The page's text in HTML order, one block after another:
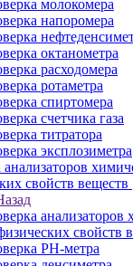
молокомера
напоромера
октанометра
расходомера
ротаметра
спиртомера
счетчика газа
титратора
эксплозиметра
свойств веществ
анализаторов
свойств
PH-метра